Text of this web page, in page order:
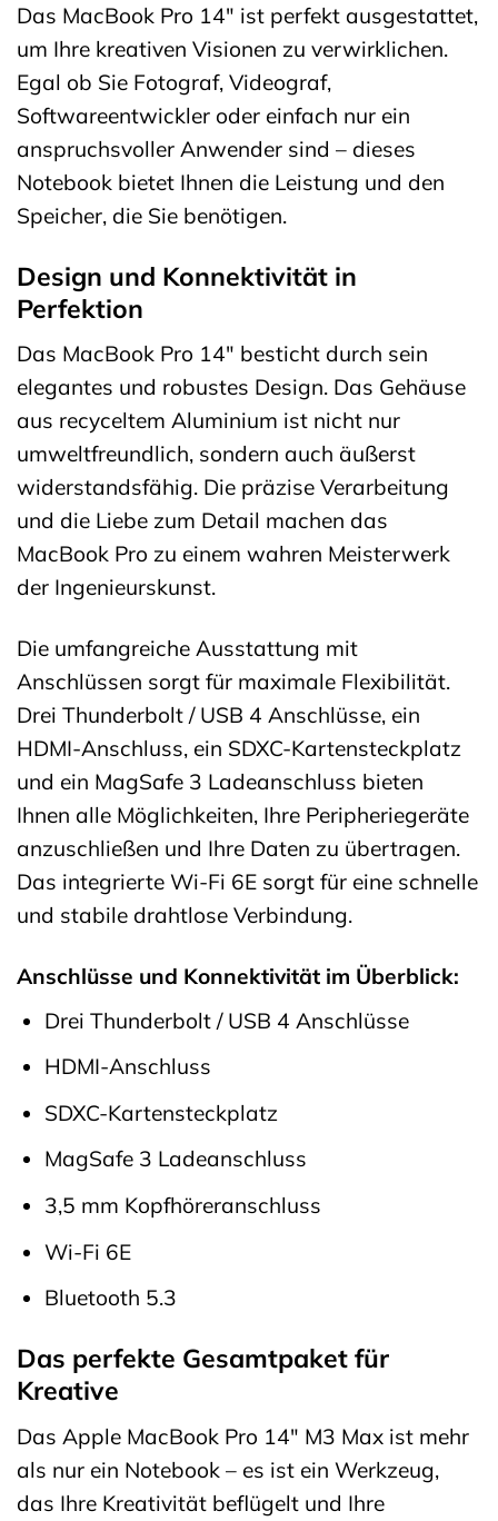
Das MacBook Pro 14″ ist perfekt ausgestattet,
um Ihre kreativen Visionen zu verwirklichen.
Egal ob Sie Fotograf, Videograf,
Softwareentwickler oder einfach nur ein
anspruchsvoller Anwender sind – dieses
Notebook bietet Ihnen die Leistung und den
Speicher, die Sie benötigen.
Design und Konnektivität in
Perfektion
Das MacBook Pro 14″ besticht durch sein
elegantes und robustes Design. Das Gehäuse
aus recyceltem Aluminium ist nicht nur
umweltfreundlich, sondern auch äußerst
widerstandsfähig. Die präzise Verarbeitung
und die Liebe zum Detail machen das
MacBook Pro zu einem wahren Meisterwerk
der Ingenieurskunst.
Die umfangreiche Ausstattung mit
Anschlüssen sorgt für maximale Flexibilität.
Drei Thunderbolt / USB 4 Anschlüsse, ein
HDMI-Anschluss, ein SDXC-Kartensteckplatz
und ein MagSafe 3 Ladeanschluss bieten
Ihnen alle Möglichkeiten, Ihre Peripheriegeräte
anzuschließen und Ihre Daten zu übertragen.
Das integrierte Wi-Fi 6E sorgt für eine schnelle
und stabile drahtlose Verbindung.
Anschlüsse und Konnektivität im Überblick:
Drei Thunderbolt / USB 4 Anschlüsse
HDMI-Anschluss
SDXC-Kartensteckplatz
MagSafe 3 Ladeanschluss
3,5 mm Kopfhöreranschluss
Wi-Fi 6E
Bluetooth 5.3
Das perfekte Gesamtpaket für
Kreative
Das Apple MacBook Pro 14″ M3 Max ist mehr
als nur ein Notebook – es ist ein Werkzeug,
das Ihre Kreativität beflügelt und Ihre